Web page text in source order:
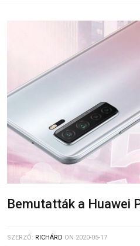
Bemutatták a Huawei
SZERZŐ: RICHÁRD ON 2020-05-17